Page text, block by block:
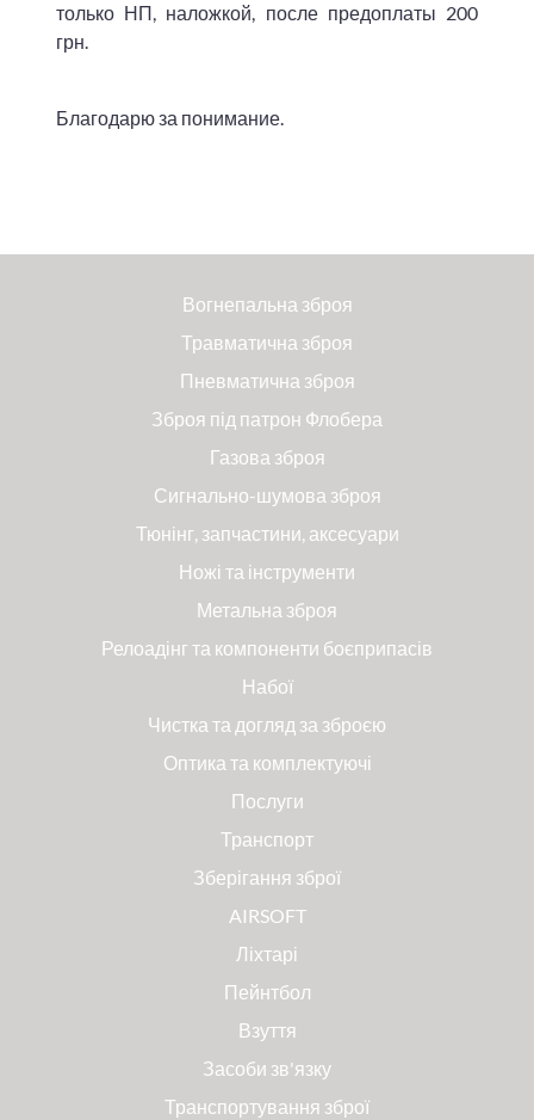
только НП, наложкой, после предоплаты 200
грн.
Благодарю за понимание.
Вогнепальна зброя
Травматична зброя
Пневматична зброя
Зброя під патрон Флобера
Газова зброя
Сигнально-шумова зброя
Тюнінг, запчастини, аксесуари
Ножі та інструменти
Метальна зброя
Релоадінг та компоненти боєприпасів
Набої
Чистка та догляд за зброєю
Оптика та комплектуючі
Послуги
Транспорт
Зберігання зброї
AIRSOFT
Ліхтарі
Пейнтбол
Взуття
Засоби зв'язку
Транспортування зброї